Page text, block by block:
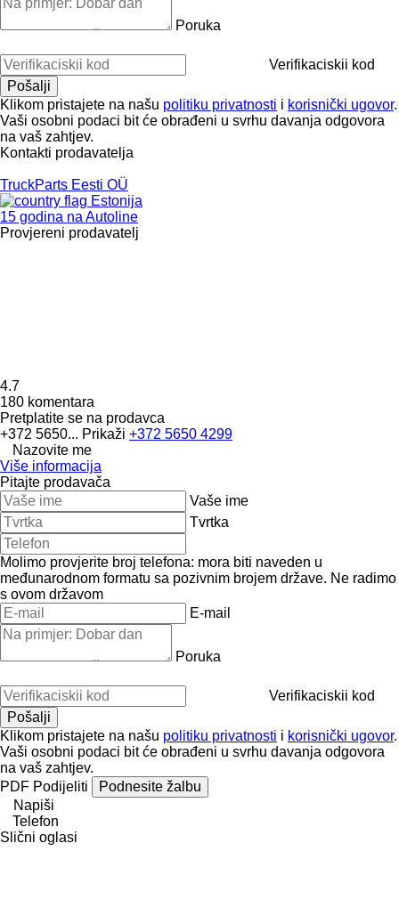
Poruka
Verifikaciskii kod
Klikom pristajete na našu politiku privatnosti i korisnički ugovor.
Vaši osobni podaci bit će obrađeni u svrhu davanja odgovora
na vaš zahtjev.
Kontakti prodavatelja
TruckParts Eesti OÜ
Estonija
15 godina na Autoline
Provjereni prodavatelj
4.7
180 komentara
Pretplatite se na prodavca
+372 5650... Prikaži +372 5650 4299
Nazovite me
Više informacija
Pitajte prodavača
Vaše ime
Tvrtka
Molimo provjerite broj telefona: mora biti naveden u
međunarodnom formatu sa pozivnim brojem države. Ne radimo
s ovom državom
E-mail
Poruka
Verifikaciskii kod
Klikom pristajete na našu politiku privatnosti i korisnički ugovor.
Vaši osobni podaci bit će obrađeni u svrhu davanja odgovora
na vaš zahtjev.
PDF Podijeliti
Podnesite žalbu
Napiši
Telefon
Slični oglasi